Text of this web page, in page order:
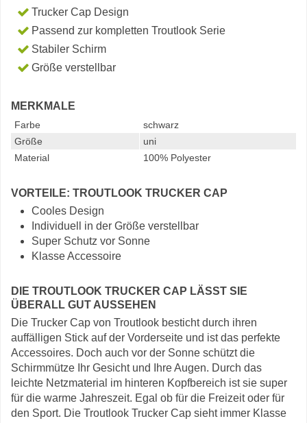
Trucker Cap Design
Passend zur kompletten Troutlook Serie
Stabiler Schirm
Größe verstellbar
MERKMALE
Farbe
schwarz
Größe
uni
Material
100% Polyester
VORTEILE: TROUTLOOK TRUCKER CAP
Cooles Design
Individuell in der Größe verstellbar
Super Schutz vor Sonne
Klasse Accessoire
DIE TROUTLOOK TRUCKER CAP LÄSST SIE
ÜBERALL GUT AUSSEHEN
Die Trucker Cap von Troutlook besticht durch ihren
auffälligen Stick auf der Vorderseite und ist das perfekte
Accessoires. Doch auch vor der Sonne schützt die
Schirmmütze Ihr Gesicht und Ihre Augen. Durch das
leichte Netzmaterial im hinteren Kopfbereich ist sie super
für die warme Jahreszeit. Egal ob für die Freizeit oder für
den Sport. Die Troutlook Trucker Cap sieht immer Klasse